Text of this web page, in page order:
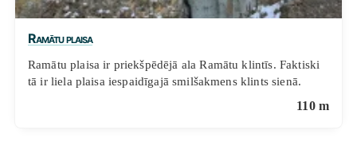
Ramātu plaisa
Ramātu plaisa ir priekšpēdējā ala Ramātu klintīs. Faktiski
tā ir liela plaisa iespaidīgajā smilšakmens klints sienā.
110 m